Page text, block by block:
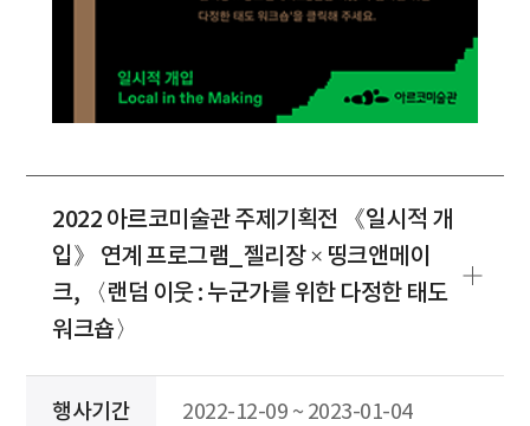
2022 아르코미술관 주제기획전 《일시적 개
입》 연계 프로그램_젤리장 × 띵크앤메이
크, 〈랜덤 이웃 : 누군가를 위한 다정한 태도
워크숍〉
행사기간 2022-12-09 ~ 2023-01-04